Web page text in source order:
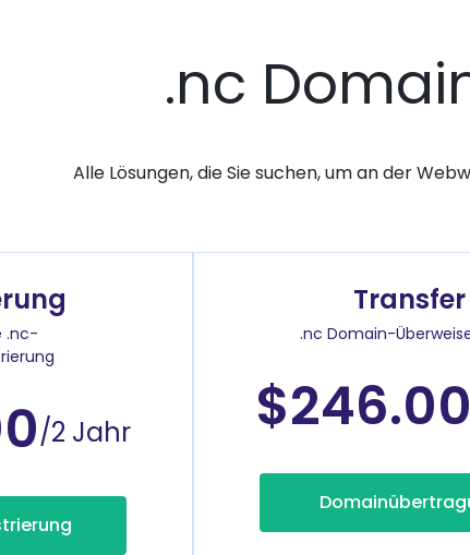
.nc
Alle Lösungen, die Sie suchen, um an der
.nc-
/2 Jahr
Transfer
.nc Domain-
$246.00